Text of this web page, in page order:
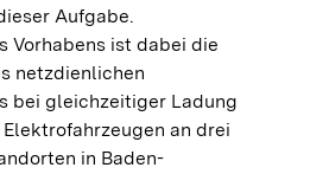
Aufgabe.
Vorhabens ist dabei die
netzdienlichen
bei gleichzeitiger Ladung
an drei
in Baden-